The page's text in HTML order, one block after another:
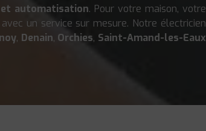
automatisation. Pour votre maison, votre
un service sur mesure. Notre électricien
, Denain, Orchies, Saint-Amand-les-Eaux